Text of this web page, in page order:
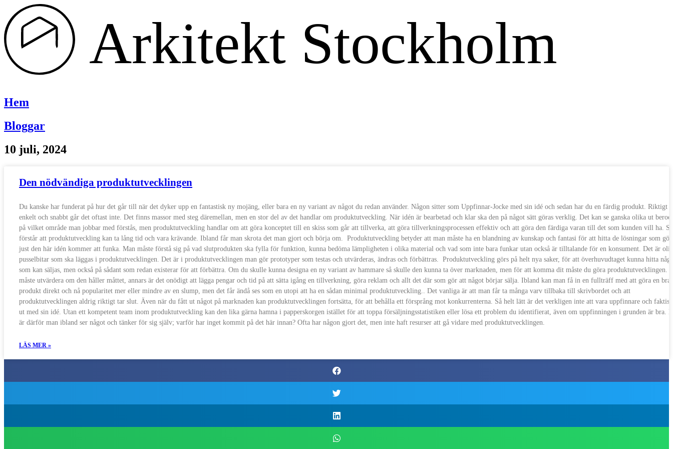
Hoppa
till
innehåll
Hem
Bloggar
10 juli, 2024
Den nödvändiga produktutvecklingen
Du kanske har funderat på hur det går till när det dyker upp en fantastisk ny mojäng, eller bara en ny variant av något du redan använder. Någon sitter som Uppfinnar-Jocke med sin idé och sedan har du en färdig produkt. Riktigt
enkelt och snabbt går det oftast inte. Det finns massor med steg däremellan, men en stor del av det handlar om produktutveckling. När idén är bearbetad och klar ska den på något sätt göras verklig. Det kan se ganska olika ut
på vilket område man jobbar med förstås, men produktutveckling handlar om att göra konceptet till en skiss som går att tillverka, att göra tillverkningsprocessen effektiv och att göra den färdiga varan till det som kunden vill ha.
förstår att produktutveckling kan ta lång tid och vara krävande. Ibland får man skrota det man gjort och börja om. Produktutveckling betyder att man måste ha en blandning av kunskap och fantasi för att hitta de lösningar som
just den här idén kommer att funka. Man måste förstå sig på vad slutprodukten ska fylla för funktion, kunna bedöma lämpligheten i olika material och vad som inte bara funkar utan också är tilltalande för en konsument. Det är
pusselbitar som ska läggas i produktutvecklingen. Det är i produktutvecklingen man gör prototyper som testas och utvärderas, ändras och förbättras. Produktutveckling görs på helt nya saker, för att överhuvudtaget kunna hitta
som kan säljas, men också på sådant som redan existerar för att förbättra. Om du skulle kunna designa en ny variant av hammare så skulle den kunna ta över marknaden, men för att komma dit måste du göra produktutvecklingen.
måste utvärdera om den håller måttet, annars är det onödigt att lägga pengar och tid på att sätta igång en tillverkning, göra reklam och allt det där som gör att något börjar sälja. Ibland kan man få in en fullträff med att göra en bra
produkt direkt och nå popularitet mer eller mindre av en slump, men det får ändå ses som en utopi att ha en sådan minimal produktutveckling.. Det vanliga är att man får ta många varv tillbaka till skrivbordet och att
produktutvecklingen aldrig riktigt tar slut. Även när du fått ut något på marknaden kan produktutvecklingen fortsätta, för att behålla ett försprång mot konkurrenterna. Så helt lätt är det verkligen inte att vara uppfinnare och
ut med sin idé. Utan ett kompetent team inom produktutveckling kan den lika gärna hamna i papperskorgen istället för att toppa försäljningsstatistiken eller lösa ett problem du identifierat, även om uppfinningen i grunden är bra.
är därför man ibland ser något och tänker för sig själv; varför har inget kommit på det här innan? Ofta har någon gjort det, men inte haft resurser att gå vidare med produktutvecklingen.
LÄS MER »